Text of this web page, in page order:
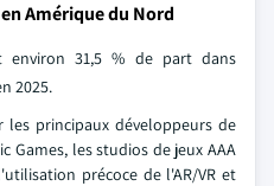
Amérique du Nord
environ 31,5 % de part dans
2025.
les principaux développeurs de
Games, les studios de jeux AAA
précoce de l'AR/VR et